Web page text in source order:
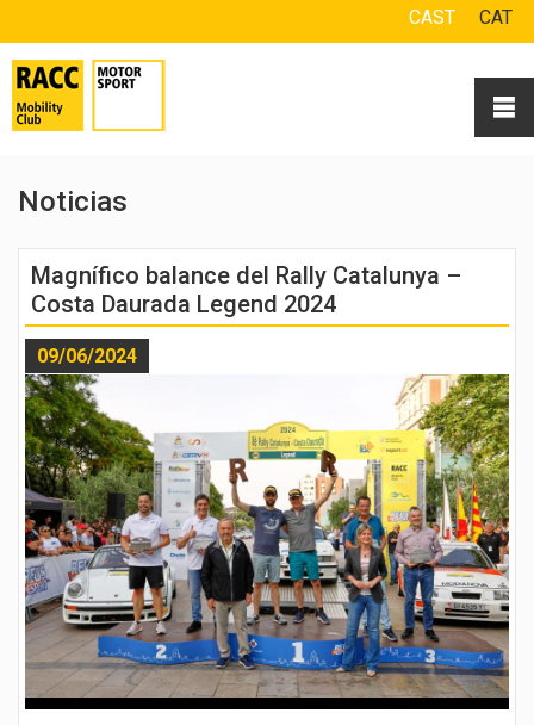
CAST CAT
Noticias
Magnífico balance del Rally Catalunya –
Costa Daurada Legend 2024
09/06/2024